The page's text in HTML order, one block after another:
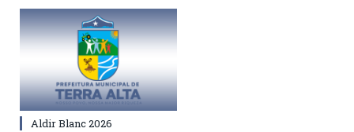
Aldir Blanc 2026